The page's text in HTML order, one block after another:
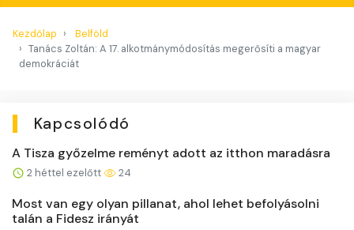
Kezdőlap
Belföld
Tanács Zoltán: A 17. alkotmánymódosítás megerősíti a magyar
demokráciát
Kapcsolódó
A Tisza győzelme reményt adott az itthon maradásra
2 héttel ezelőtt 24
Most van egy olyan pillanat, ahol lehet befolyásolni
talán a Fidesz irányát